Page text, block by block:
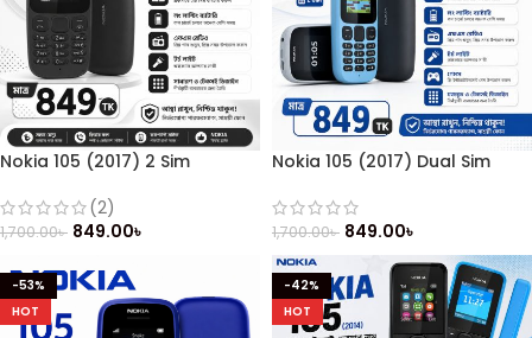
Nokia 105 (2017) 2 Sim
(2)
1,700.00৳ 849.00৳
Nokia 105 (2017) Dual Sim
1,700.00৳ 849.00৳
-53%
HOT
-42%
HOT